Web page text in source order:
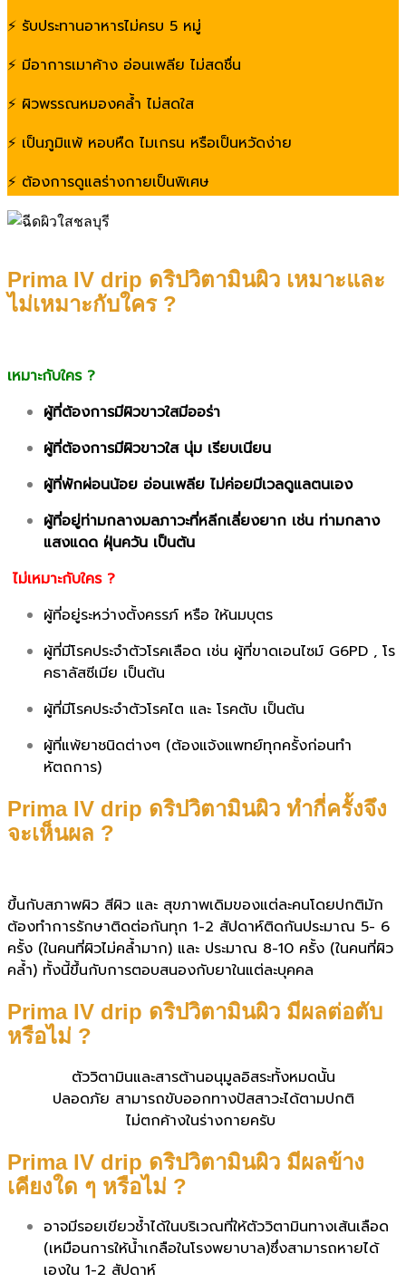
⚡️ รับประทานอาหารไม่ครบ 5 หมู่
⚡️ มีอาการเมาค้าง อ่อนเพลีย ไม่สดชื่น
⚡️ ผิวพรรณหมองคล้ำ ไม่สดใส
⚡️ เป็นภูมิแพ้ หอบหืด ไมเกรน หรือเป็นหวัดง่าย
⚡️ ต้องการดูแลร่างกายเป็นพิเศษ
Prima IV drip ดริปวิตามินผิว เหมาะและ
ไม่เหมาะกับใคร ?
เหมาะกับใคร ?
ผู้ที่ต้องการมีผิวขาวใสมีออร่า
ผู้ที่ต้องการมีผิวขาวใส นุ่ม เรียบเนียน
ผู้ที่พักผ่อนน้อย อ่อนเพลีย ไม่ค่อยมีเวลดูแลตนเอง
ผู้ที่อยู่ท่ามกลางมลภาวะที่หลีกเลี่ยงยาก เช่น ท่ามกลาง
แสงแดด ฝุ่นควัน เป็นต้น
ไม่เหมาะกับใคร ?
ผู้ที่อยู่ระหว่างตั้งครรภ์ หรือ ให้นมบุตร
ผู้ที่มีโรคประจำตัวโรคเลือด เช่น ผู้ที่ขาดเอนไซม์ G6PD , โร
คธาลัสซีเมีย เป็นต้น
ผู้ที่มีโรคประจำตัวโรคไต และ โรคตับ เป็นต้น
ผู้ที่แพ้ยาชนิดต่างๆ (ต้องแจ้งแพทย์ทุกครั้งก่อนทำ
หัตถการ)
Prima IV drip ดริปวิตามินผิว ทำกี่ครั้งจึง
จะเห็นผล ?
ขึ้นกับสภาพผิว สีผิว และ สุขภาพเดิมของแต่ละคนโดยปกติมัก
ต้องทำการรักษาติดต่อกันทุก 1-2 สัปดาห์ติดกันประมาณ 5- 6
ครั้ง (ในคนที่ผิวไม่คล้ำมาก) และ ประมาณ 8-10 ครั้ง (ในคนที่ผิว
คล้ำ) ทั้งนี้ขึ้นกับการตอบสนองกับยาในแต่ละบุคคล
Prima IV drip ดริปวิตามินผิว มีผลต่อตับ
หรือไม่ ?
ตัววิตามินและสารต้านอนุมูลอิสระทั้งหมดนั้น
ปลอดภัย สามารถขับออกทางปัสสาวะได้ตามปกติ
ไม่ตกค้างในร่างกายครับ
Prima IV drip ดริปวิตามินผิว มีผลข้าง
เคียงใด ๆ หรือไม่ ?
อาจมีรอยเขียวช้ำได้ในบริเวณที่ให้ตัววิตามินทางเส้นเลือด
(เหมือนการให้น้ำเกลือในโรงพยาบาล)ซึ่งสามารถหายได้
เองใน 1-2 สัปดาห์